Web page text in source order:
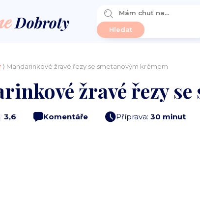
⟩ Mandarinkové žravé řezy se smetanovým krémem
žravé řezy
3,6 Komentáře Příprava:30 minut